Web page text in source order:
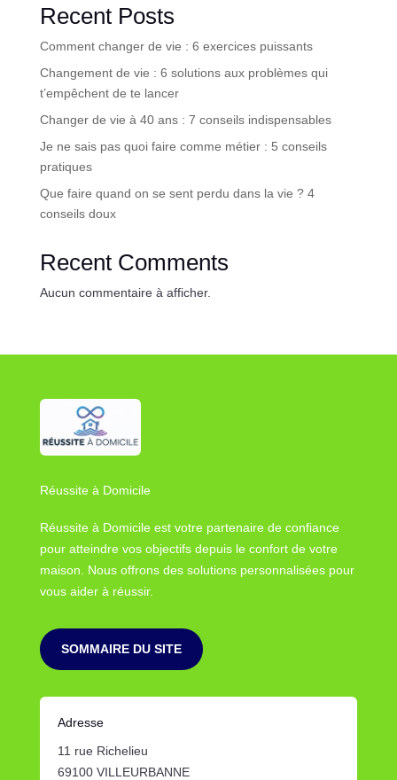
Recent Posts
Comment changer de vie : 6 exercices puissants
Changement de vie : 6 solutions aux problèmes qui
t’empêchent de te lancer
Changer de vie à 40 ans : 7 conseils indispensables
Je ne sais pas quoi faire comme métier : 5 conseils
pratiques
Que faire quand on se sent perdu dans la vie ? 4
conseils doux
Recent Comments
Aucun commentaire à afficher.
Réussite à Domicile
Réussite à Domicile est votre partenaire de confiance
pour atteindre vos objectifs depuis le confort de votre
maison. Nous offrons des solutions personnalisées pour
vous aider à réussir.
SOMMAIRE DU SITE
Adresse
11 rue Richelieu
69100 VILLEURBANNE